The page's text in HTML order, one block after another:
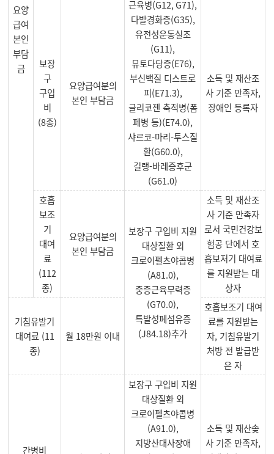
요양
급여
본인
부담
금
보장
구
구입
비
(8종)
요양급여분의
본인 부담금
근육병(G12, G71),
다발경화증(G35),
유전성운동실조
(G11),
뮤토다당증(E76),
부신백질 디스트로
피(E71.3),
글리코젠 축적병(폼
페병 등)(E74.0),
샤르코-마리-투스질
환(G60.0),
길랭-바레증후군
(G61.0)
소득 및 재산조
사 기준 만족자,
장애인 등록자
호흡
보조
기
대여
료
(112
종)
요양급여분의
본인 부담금
보장구 구입비 지원
대상질환 외
크로이펠츠야콥병
(A81.0),
중증근육무력증
(G70.0),
특발성폐섬유증
(J84.18)추가
소득 및 재산조
사 기준 만족자
로서 국민건강보
험공 단에서 호
흡보저기 대여료
를 지원받는 대
상자
기침유발기
대여료 (11
종)
월 18만원 이내
호흡보조기 대여
료를 지원받는
자, 기침유발기
처방 전 발급받
은 자
간병비
보장구 구입비 지원
대상질환 외
크로이펠츠야콥병
(A91.0),
지방산대사장애
소득 및 재산솢
사 기준 만족자,